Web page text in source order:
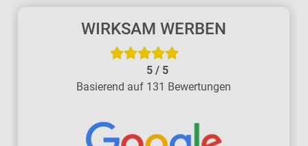
WIRKSAM WERBEN
5/ 5
Basierend auf 131 Bewertungen